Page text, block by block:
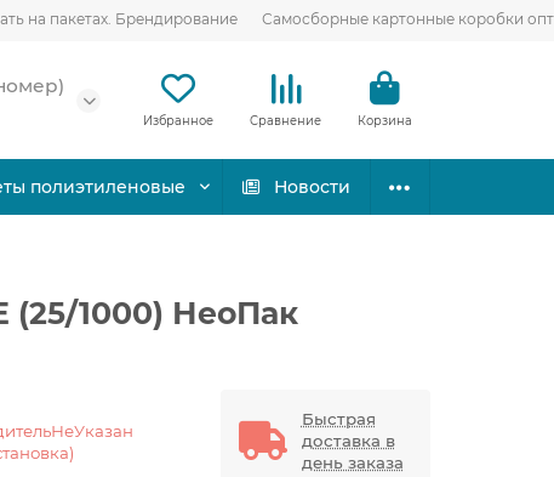
на пакетах. Брендирование Самосборные картонные коробки
Избранное Сравнение Корзина
полиэтиленовые Новости
1000) НеоПак
Быстрая
доставка в
день заказа